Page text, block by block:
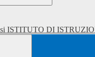
ISTITUTO DI